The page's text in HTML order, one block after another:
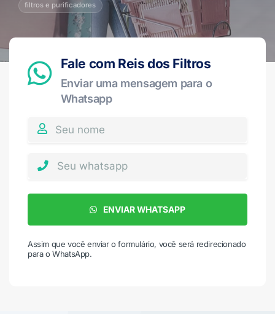
filtros e purificadores
Fale com Reis dos Filtros
Enviar uma mensagem para o
Whatsapp
ENVIAR WHATSAPP
Assim que você enviar o formulário, você será redirecionado
para o WhatsApp.